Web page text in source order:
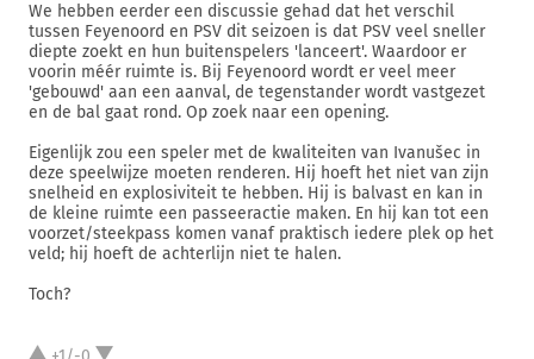
We hebben eerder een discussie gehad dat het verschil
tussen Feyenoord en PSV dit seizoen is dat PSV veel sneller
diepte zoekt en hun buitenspelers 'lanceert'. Waardoor er
voorin méér ruimte is. Bij Feyenoord wordt er veel meer
'gebouwd' aan een aanval, de tegenstander wordt vastgezet
en de bal gaat rond. Op zoek naar een opening.
Eigenlijk zou een speler met de kwaliteiten van Ivanušec in
deze speelwijze moeten renderen. Hij hoeft het niet van zijn
snelheid en explosiviteit te hebben. Hij is balvast en kan in
de kleine ruimte een passeeractie maken. En hij kan tot een
voorzet/steekpass komen vanaf praktisch iedere plek op het
veld; hij hoeft de achterlijn niet te halen.
Toch?